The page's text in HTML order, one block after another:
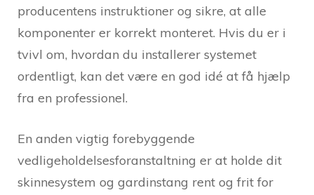
producentens instruktioner og sikre, at alle
komponenter er korrekt monteret. Hvis du er i
tvivl om, hvordan du installerer systemet
ordentligt, kan det være en god idé at få hjælp
fra en professionel.
En anden vigtig forebyggende
vedligeholdelsesforanstaltning er at holde dit
skinnesystem og gardinstang rent og frit for